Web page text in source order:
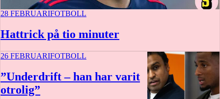
28 FEBRUARIFOTBOLL
Hattrick på tio minuter
26 FEBRUARIFOTBOLL
”Underdrift – han har varit
otrolig”